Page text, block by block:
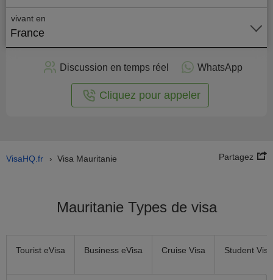
vivant en
France
Discussion en temps réel WhatsApp
Cliquez pour appeler
VisaHQ.fr › Visa Mauritanie Partagez
Mauritanie Types de visa
Tourist eVisa Business eVisa Cruise Visa Student Visa